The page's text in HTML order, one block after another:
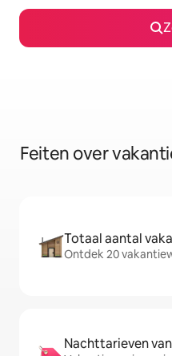
Feiten over
Totaal aantal
Ontdek 20
Nachttarieven